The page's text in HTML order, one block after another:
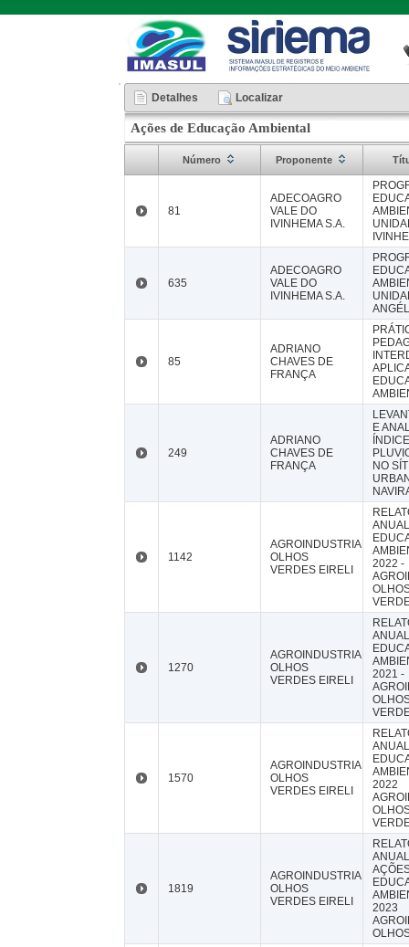
Detalhes Localizar
Ações de Educação Ambiental
Número Proponente
81
ADECOAGRO
VALE DO
IVINHEMA S.A.
635
ADECOAGRO
VALE DO
IVINHEMA S.A.
85
ADRIANO
CHAVES DE
FRANÇA
249
ADRIANO
CHAVES DE
FRANÇA
E
NO
1142
AGROINDUSTRIAL
OLHOS
VERDES EIRELI
2022 -
1270
AGROINDUSTRIAL
OLHOS
VERDES EIRELI
2021 -
1570
AGROINDUSTRIAL
OLHOS
VERDES EIRELI
2022
1819
AGROINDUSTRIAL
OLHOS
VERDES EIRELI
2023